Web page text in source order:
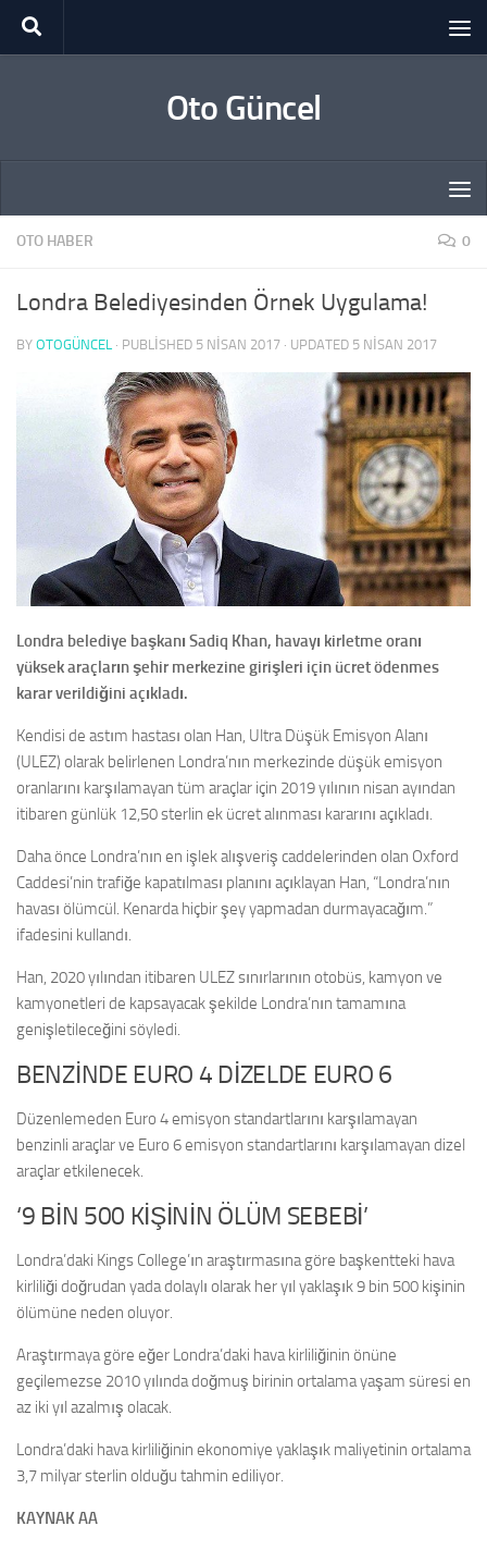
Skip to content
Oto Güncel
OTO HABER 0
Londra Belediyesinden Örnek Uygulama!
BY OTOGÜNCEL · PUBLISHED 5 NISAN 2017 · UPDATED 5 NISAN 2017
Londra belediye başkanı Sadiq Khan, havayı kirletme oranı
yüksek araçların şehir merkezine girişleri için ücret ödenmes
karar verildiğini açıkladı.
Kendisi de astım hastası olan Han, Ultra Düşük Emisyon Alanı
(ULEZ) olarak belirlenen Londra’nın merkezinde düşük emisyon
oranlarını karşılamayan tüm araçlar için 2019 yılının nisan ayından
itibaren günlük 12,50 sterlin ek ücret alınması kararını açıkladı.
Daha önce Londra’nın en işlek alışveriş caddelerinden olan Oxford
Caddesi’nin trafiğe kapatılması planını açıklayan Han, “Londra’nın
havası ölümcül. Kenarda hiçbir şey yapmadan durmayacağım.”
ifadesini kullandı.
Han, 2020 yılından itibaren ULEZ sınırlarının otobüs, kamyon ve
kamyonetleri de kapsayacak şekilde Londra’nın tamamına
genişletileceğini söyledi.
BENZİNDE EURO 4 DİZELDE EURO 6
Düzenlemeden Euro 4 emisyon standartlarını karşılamayan
benzinli araçlar ve Euro 6 emisyon standartlarını karşılamayan dizel
araçlar etkilenecek.
‘9 BİN 500 KİŞİNİN ÖLÜM SEBEBİ’
Londra’daki Kings College’ın araştırmasına göre başkentteki hava
kirliliği doğrudan yada dolaylı olarak her yıl yaklaşık 9 bin 500 kişinin
ölümüne neden oluyor.
Araştırmaya göre eğer Londra’daki hava kirliliğinin önüne
geçilemezse 2010 yılında doğmuş birinin ortalama yaşam süresi en
az iki yıl azalmış olacak.
Londra’daki hava kirliliğinin ekonomiye yaklaşık maliyetinin ortalama
3,7 milyar sterlin olduğu tahmin ediliyor.
KAYNAK AA